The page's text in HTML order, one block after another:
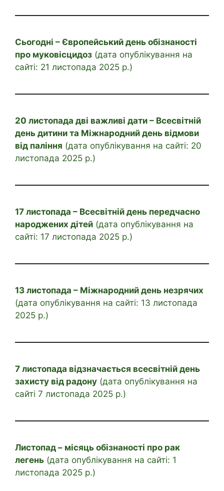
Сьогодні – Європейський день обізнаності
про муковісцидоз (дата опублікування на
сайті: 21 листопада 2025 р.)
20 листопада дві важливі дати – Всесвітній
день дитини та Міжнародний день відмови
від паління (дата опублікування на сайті: 20
листопада 2025 р.)
17 листопада – Всесвітній день передчасно
народжених дітей (дата опублікування на
сайті: 17 листопада 2025 р.)
13 листопада – Міжнародний день незрячих
(дата опублікування на сайті: 13 листопада
2025 р.)
7 листопада відзначається всесвітній день
захисту від радону (дата опублікування на
сайті 7 листопада 2025 р.)
Листопад – місяць обізнаності про рак
легень (дата опублікування на сайті: 1
листопада 2025 р.)